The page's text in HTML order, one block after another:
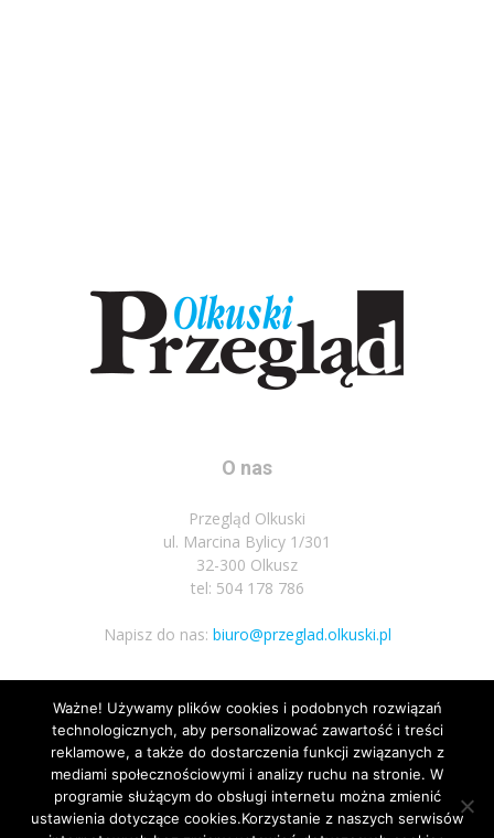
O nas
Przegląd Olkuski
ul. Marcina Bylicy 1/301
32-300 Olkusz
tel: 504 178 786
Napisz do nas: biuro@przeglad.olkuski.pl
Podążaj za nami
Ważne! Używamy plików cookies i podobnych rozwiązań
technologicznych, aby personalizować zawartość i treści
reklamowe, a także do dostarczenia funkcji związanych z
mediami społecznościowymi i analizy ruchu na stronie. W
programie służącym do obsługi internetu można zmienić
ustawienia dotyczące cookies.Korzystanie z naszych serwisów